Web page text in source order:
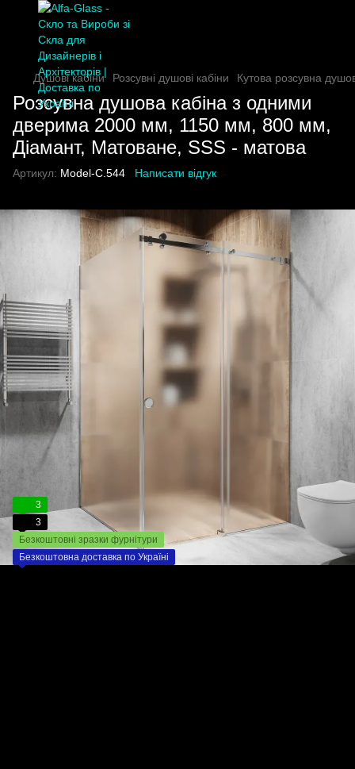
Душові кабіни Розсувні душові кабіни Кутова розсувна
Розсувна душова кабіна з одними
дверима 2000 мм, 1150 мм, 800 мм,
Діамант, Матоване, SSS - матова
Артикул: Model-C.544 Написати відгук
3
3
Безкоштовні зразки фурнітури
Безкоштовна доставка по Україні